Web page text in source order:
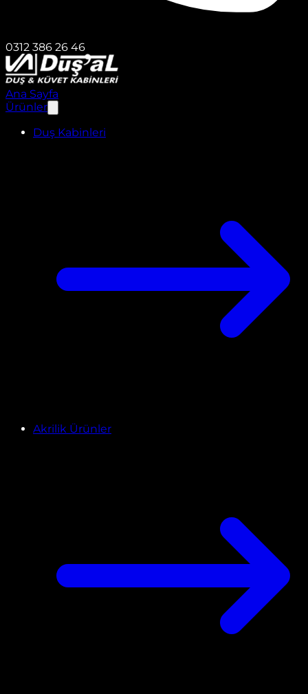
0312 386 26 46
Ana Sayfa
Ürünler
Duş Kabinleri
Akrilik Ürünler